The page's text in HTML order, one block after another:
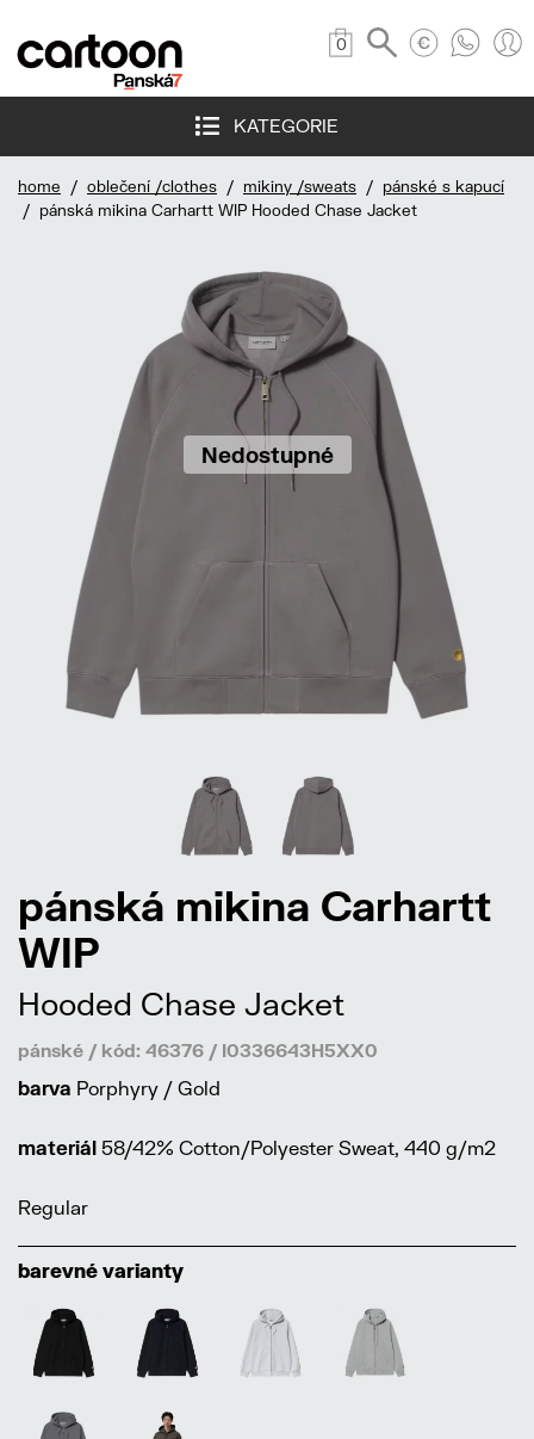
0
KATEGORIE
home / oblečení /clothes / mikiny /sweats / pánské s kapucí
/ pánská mikina Carhartt WIP Hooded Chase Jacket
Nedostupné
pánská mikina Carhartt
WIP
Hooded Chase Jacket
pánské / kód: 46376 / I0336643H5XX0
barva Porphyry / Gold
materiál 58/42% Cotton/Polyester Sweat, 440 g/m2
Regular
barevné varianty